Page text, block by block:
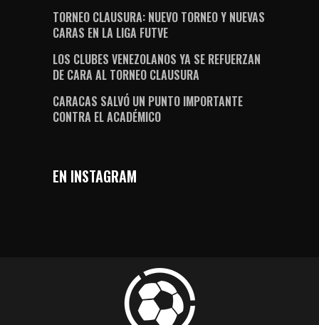
TORNEO CLAUSURA: NUEVO TORNEO Y NUEVAS
CARAS EN LA LIGA FUTVE
LOS CLUBES VENEZOLANOS YA SE REFUERZAN
DE CARA AL TORNEO CLAUSURA
CARACAS SALVÓ UN PUNTO IMPORTANTE
CONTRA EL ACADÉMICO
EN INSTAGRAM